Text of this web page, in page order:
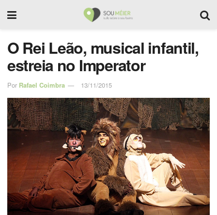
O Rei Leão, musical infantil,
estreia no Imperator
Por Rafael Coimbra 13/11/2015